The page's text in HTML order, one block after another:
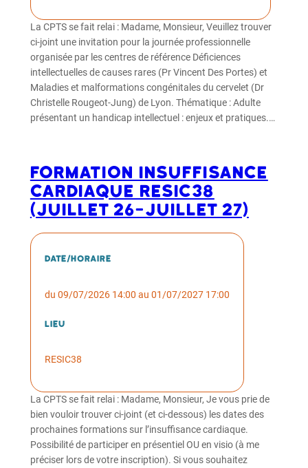
La CPTS se fait relai : Madame, Monsieur, Veuillez trouver
ci-joint une invitation pour la journée professionnelle
organisée par les centres de référence Déficiences
intellectuelles de causes rares (Pr Vincent Des Portes) et
Maladies et malformations congénitales du cervelet (Dr
Christelle Rougeot-Jung) de Lyon. Thématique : Adulte
présentant un handicap intellectuel : enjeux et pratiques.…
FORMATION INSUFFISANCE
CARDIAQUE RESIC38
(juillet 26-juillet 27)
Date/horaire
du 09/07/2026 14:00 au 01/07/2027 17:00
Lieu
RESIC38
La CPTS se fait relai : Madame, Monsieur, Je vous prie de
bien vouloir trouver ci-joint (et ci-dessous) les dates des
prochaines formations sur l’insuffisance cardiaque.
Possibilité de participer en présentiel OU en visio (à me
préciser lors de votre inscription). Si vous souhaitez